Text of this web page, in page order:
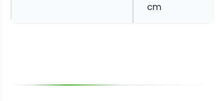
cm